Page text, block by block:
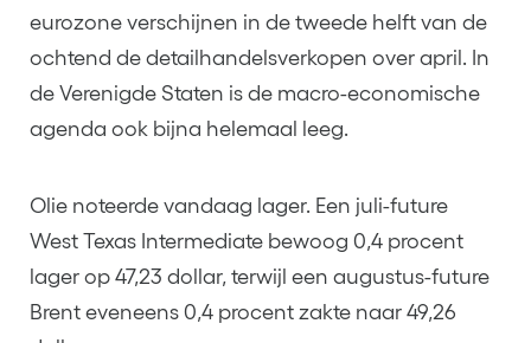
eurozone verschijnen in de tweede helft van de
ochtend de detailhandelsverkopen over april. In
de Verenigde Staten is de macro-economische
agenda ook bijna helemaal leeg.
Olie noteerde vandaag lager. Een juli-future
West Texas Intermediate bewoog 0,4 procent
lager op 47,23 dollar, terwijl een augustus-future
Brent eveneens 0,4 procent zakte naar 49,26